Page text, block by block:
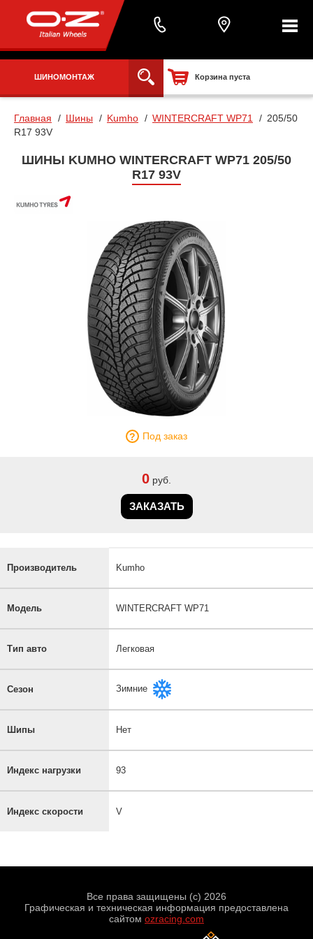
ШИНОМОНТАЖ Корзина пуста
Главная Шины Kumho WINTERCRAFT WP71
205/50
R17 93V
ШИНЫ KUMHO WINTERCRAFT WP71 205/50
R17 93V
Под заказ
0 руб.
ЗАКАЗАТЬ
Производитель Kumho
Модель WINTERCRAFT WP71
Тип авто Легковая
Сезон Зимние
Шипы Нет
Индекс нагрузки 93
Индекс скорости V
Все права защищены (с) 2026
Графическая и техническая информация предоставлена
сайтом ozracing.com